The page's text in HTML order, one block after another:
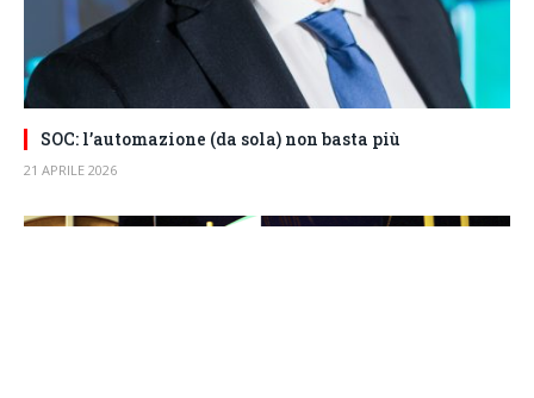
SOC: l’automazione (da sola) non basta più
21 APRILE 2026